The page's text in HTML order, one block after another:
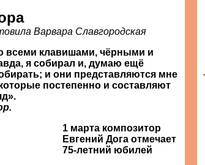
Варвара Славгородская
всеми клавишами, чёрными и
я собирал и, думаю ещё
и они представляются мне
постепенно и составляют
1 марта композитор
Евгений Дога отмечает
75-летний юбилей